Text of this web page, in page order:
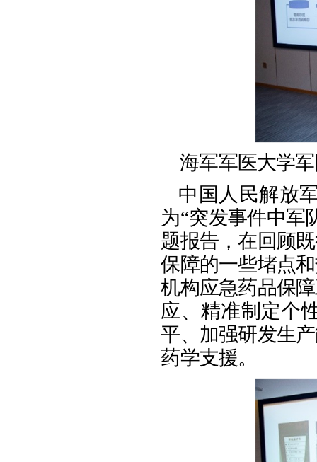
海军军医大学
中国人民解放
为“突发事件中军
题报告，在回顾
保障的一些堵点
机构应急药品保
应、精准制定个
平、加强研发生
药学支援。